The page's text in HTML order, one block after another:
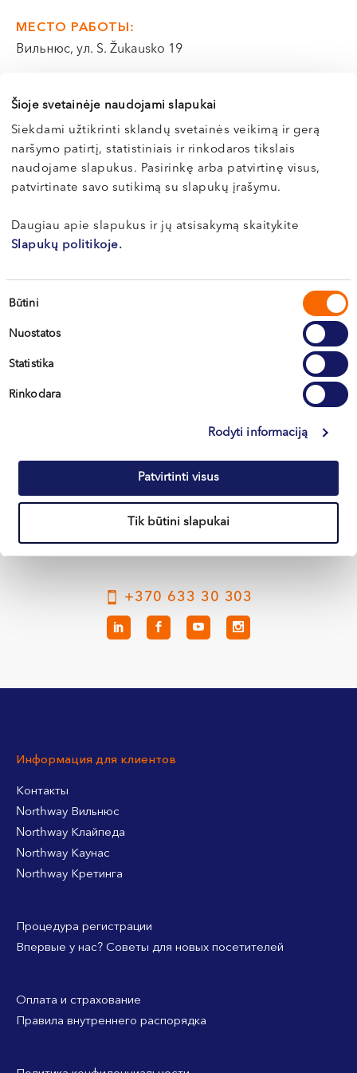
Šioje svetainėje naudojami slapukai
Siekdami užtikrinti sklandų svetainės veikimą ir gerą
naršymo patirtį, statistiniais ir rinkodaros tikslais
naudojame slapukus. Pasirinkę arba patvirtinę visus,
patvirtinate savo sutikimą su slapukų įrašymu.
Daugiau apie slapukus ir jų atsisakymą skaitykite
Slapukų politikoje.
Sutikimo
Būtini
Nuostatos
Statistika
Rinkodara
Rodyti informaciją
Patvirtinti visus
Tik būtini slapukai
МЕСТО РАБОТЫ:
Вильнюс, ул. S. Žukausko 19
О здоровье
Все статьи
Клайпеда
+370 633 30 303
Информация для клиентов
Контакты
Northway Вильнюс
Northway Клайпеда
Northway Каунас
Northway Кретинга
Процедура регистрации
Впервые у нас? Советы для новых посетителей
Оплата и страхование
Правила внутреннего распорядка